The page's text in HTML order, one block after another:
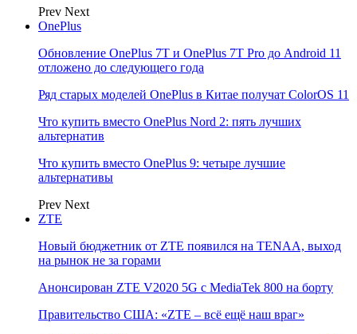
Prev Next
OnePlus
Обновление OnePlus 7T и OnePlus 7T Pro до Android 11
отложено до следующего года
Ряд старых моделей OnePlus в Китае получат ColorOS 11
Что купить вместо OnePlus Nord 2: пять лучших
альтернатив
Что купить вместо OnePlus 9: четыре лучшие
альтернативы
Prev Next
ZTE
Новый бюджетник от ZTE появился на TENAA, выход
на рынок не за горами
Анонсирован ZTE V2020 5G с MediaTek 800 на борту
Правительство США: «ZTE – всё ещё наш враг»